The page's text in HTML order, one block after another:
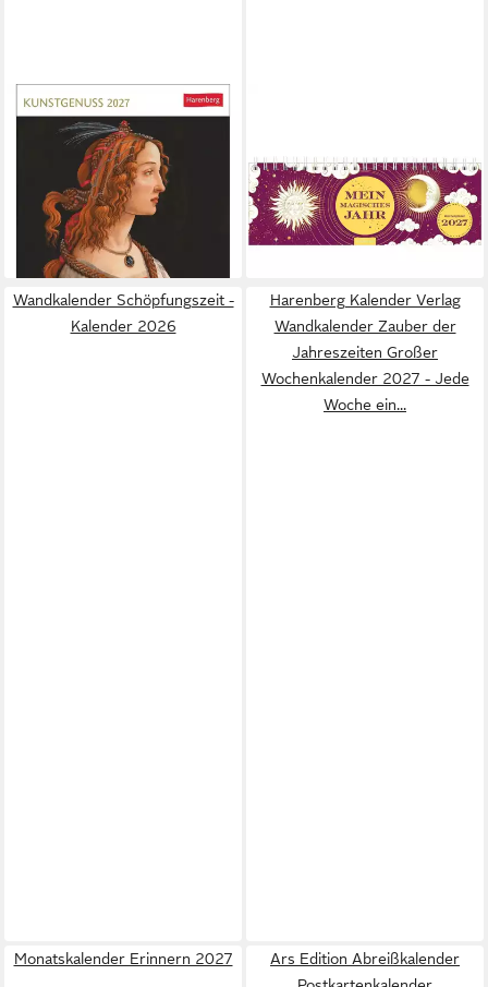
HARENBERG KALENDER VERLAG
Kunstkalender Kunstgenuss
Postkartenkalender 2027 -
Kalender mit 53
Kunstpostkarten
ab 19,60 €
lieferbar - in 3-4 Werktagen bei dir
Tischkalender Mein
magisches Jahr 2027
ab 15,75 €
lieferbar - in 3-4 Werktagen bei dir
Wandkalender Schöpfungszeit -
Kalender 2026
Harenberg Kalender Verlag
Wandkalender Zauber der
Jahreszeiten Großer
Wochenkalender 2027 - Jede
Woche ein...
Monatskalender Erinnern 2027
Ars Edition Abreißkalender